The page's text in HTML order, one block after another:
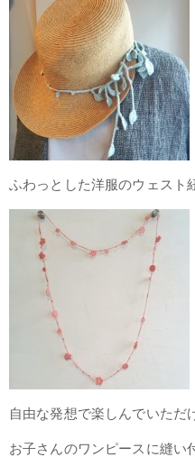
ふわっとした洋服のウェスト
自由な発想で楽しんでいただ
お子さんのワンピースに縫い